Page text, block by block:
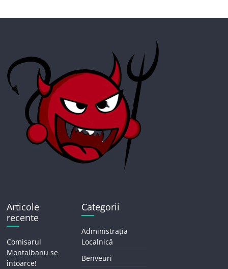
Articole
recente
Comisarul
Montalbanu se
întoarce!
Categorii
Administrația
Localnică
Benveuri